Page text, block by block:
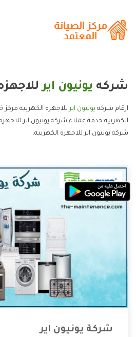
شركه يونيون اير
ارقام شركه يونيون ايرللاجهزه الكهربيه مركز
الكهربيه خدمة عملاء شركه يونيون اير
شركه يونيون اير للاجهزه الكهربيه.
شركة يونيون اير